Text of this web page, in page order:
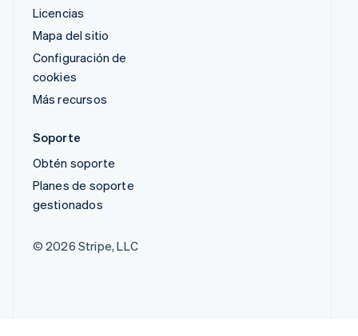
Licencias
Mapa del sitio
Configuración de
cookies
Más recursos
Soporte
Obtén soporte
Planes de soporte
gestionados
© 2026 Stripe, LLC